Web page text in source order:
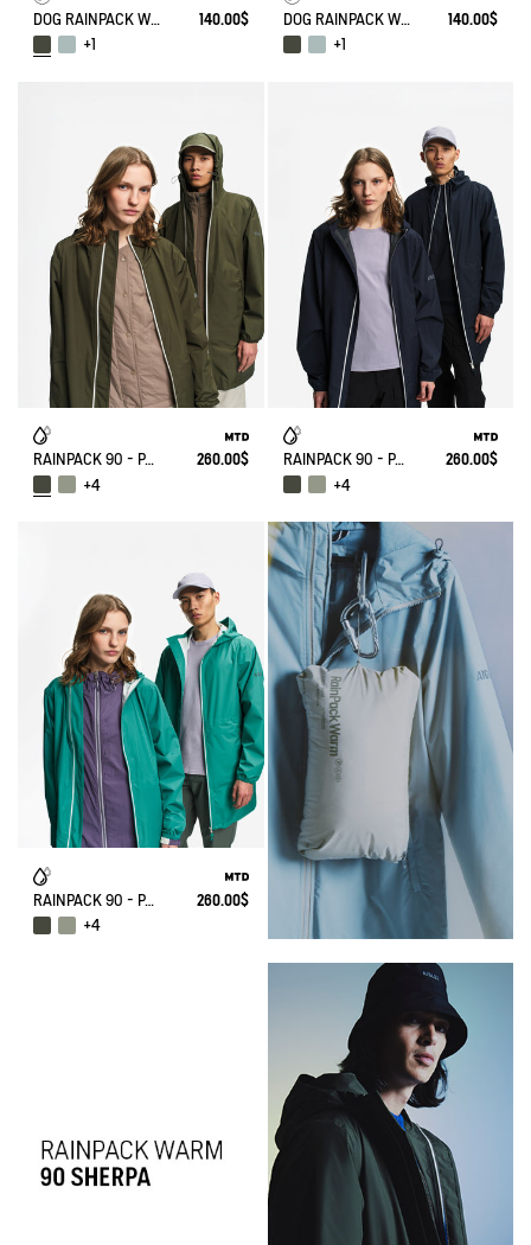
DOG RAINPACK WARM - WARM, FOLDABLE, AND WATERPROOF DOG PARKA
140.00$
+1
DOG RAINPACK WARM - WARM, FOLDABLE, AND WATERPROOF DOG PARKA
140.00$
+1
RAINPACK 90 - PACKABLE, UV-C® AND WATERPROOF LONG PARKA
260.00$
+4
RAINPACK 90 - PACKABLE, UV-C® AND WATERPROOF LONG PARKA
260.00$
+4
RAINPACK 90 - PACKABLE, UV-C® AND WATERPROOF LONG PARKA
260.00$
+4